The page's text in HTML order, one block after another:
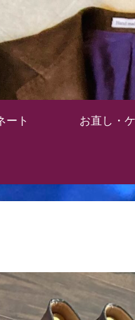
ート お直し・